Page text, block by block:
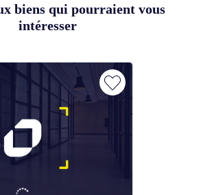
biens qui pourraient vous
intéresser